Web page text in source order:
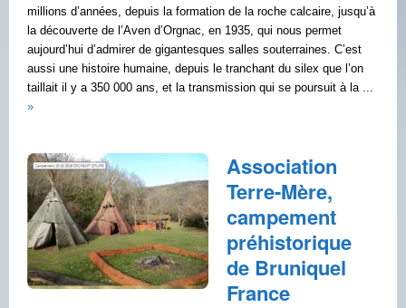
millions d’années, depuis la formation de la roche calcaire, jusqu’à
la découverte de l’Aven d’Orgnac, en 1935, qui nous permet
aujourd’hui d’admirer de gigantesques salles souterraines. C’est
aussi une histoire humaine, depuis le tranchant du silex que l’on
taillait il y a 350 000 ans, et la transmission qui se poursuit à la ...
»
Association
Terre-Mère,
campement
préhistorique
de Bruniquel
France